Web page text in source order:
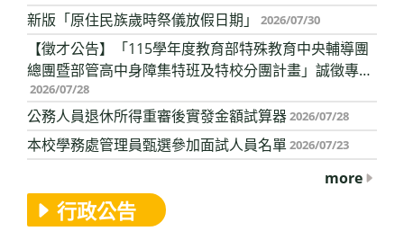
新版「原住民族歲時祭儀放假日期」 2026/07/30
【徵才公告】「115學年度教育部特殊教育中央輔導團
總團暨部管高中身障集特班及特校分團計畫」誠徵專案
助理一名
2026/07/28
公務人員退休所得重審後實發金額試算器2026/07/28
本校學務處管理員甄選參加面試人員名單2026/07/23
more
行政公告